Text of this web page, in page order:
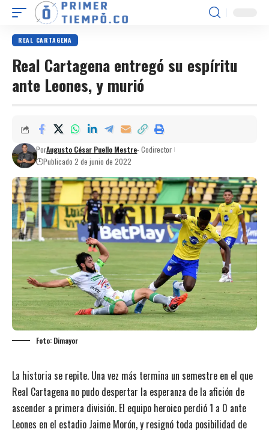
REAL CARTAGENA
Real Cartagena entregó su espíritu
ante Leones, y murió
PorAugusto César Puello Mestre- Codirector
Publicado 2 de junio de 2022
Foto: Dimayor
La historia se repite. Una vez más termina un semestre en el que
Real Cartagena no pudo despertar la esperanza de la afición de
ascender a primera división. El equipo heroico perdió 1 a 0 ante
Leones en el estadio Jaime Morón, y resignó toda posibilidad de